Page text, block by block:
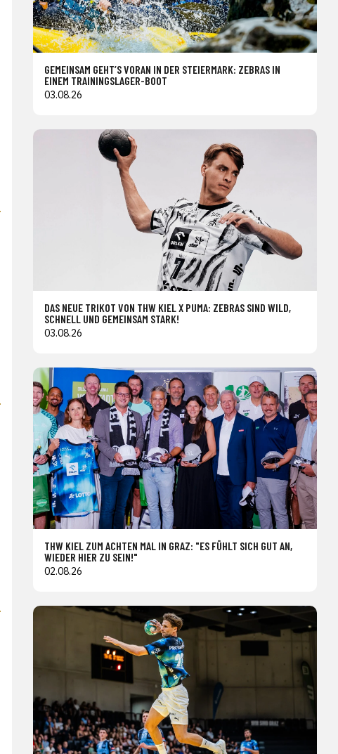
GEMEINSAM GEHT’S VORAN IN DER STEIERMARK: ZEBRAS IN
EINEM TRAININGSLAGER-BOOT
03.08.26
DAS NEUE TRIKOT VON THW KIEL X PUMA: ZEBRAS SIND WILD,
SCHNELL UND GEMEINSAM STARK!
03.08.26
THW KIEL ZUM ACHTEN MAL IN GRAZ: "ES FÜHLT SICH GUT AN,
WIEDER HIER ZU SEIN!"
02.08.26